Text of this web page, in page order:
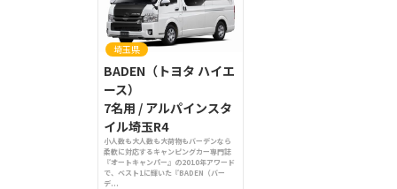
BADEN（トヨタ ハイエ
ース）
7名用 / アルパインスタ
イル埼玉R4
小人数も大人数も大荷物もバーデンなら
柔軟に対応するキャンピングカー専門誌
『オートキャンパー』の2010年アワード
で、ベスト1に輝いた『BADEN（バー
デ...
埼玉県